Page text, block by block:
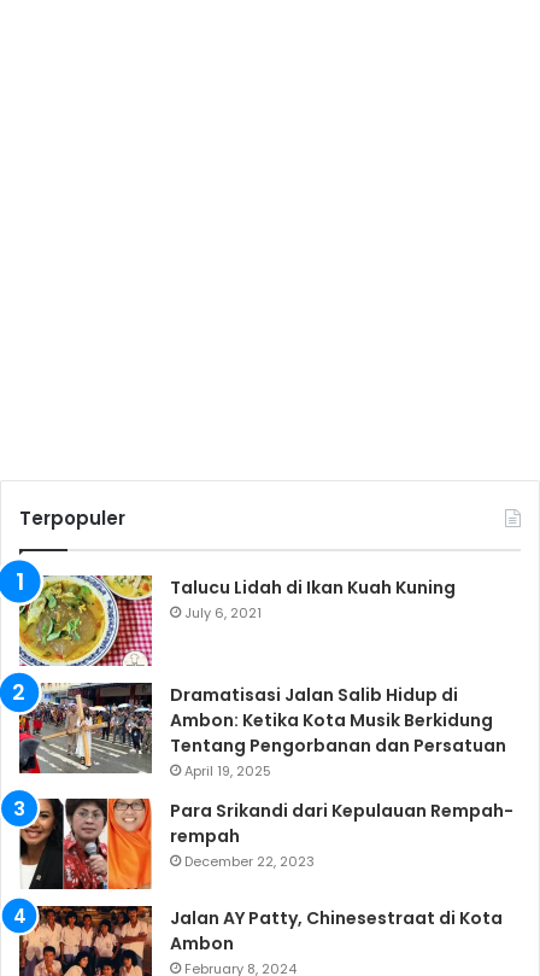
Terpopuler
Talucu Lidah di Ikan Kuah Kuning
July 6, 2021
Dramatisasi Jalan Salib Hidup di
Ambon: Ketika Kota Musik Berkidung
Tentang Pengorbanan dan Persatuan
April 19, 2025
Para Srikandi dari Kepulauan Rempah-
rempah
December 22, 2023
Jalan AY Patty, Chinesestraat di Kota
Ambon
February 8, 2024